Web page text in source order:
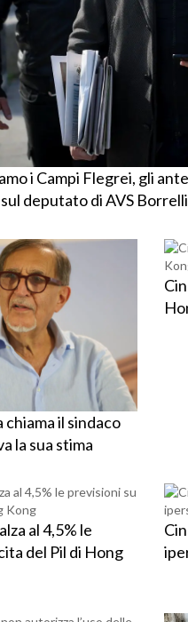
i Campi Flegrei, gli
deputato di AVS Borrelli
chiama il sindaco
la sua stima
al 4,5% le
del Pil di Hong